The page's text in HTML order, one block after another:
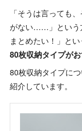
「そうは言っても
がない……」という
まとめたい！」と
80枚収納タイプが
80枚収納タイプに
紹介しています。